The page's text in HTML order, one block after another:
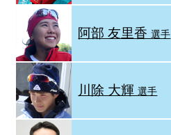
阿部 友里香選手
川除 大輝選手